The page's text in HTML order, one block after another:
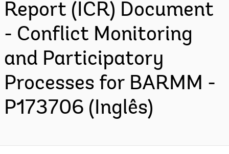
Report (ICR) Document
- Conflict Monitoring
and Participatory
Processes for BARMM -
P173706 (Inglês)